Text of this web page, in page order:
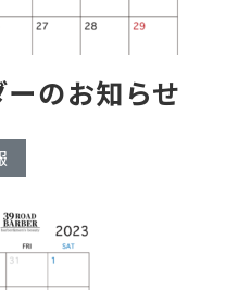
のお知らせ